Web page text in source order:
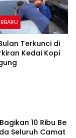
Terkunci di
Kedai Kopi
10 Ribu Be
Seluruh Camat